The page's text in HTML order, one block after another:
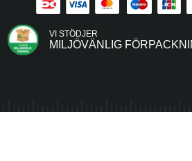
VI STÖDJER
MILJÖVÄNLIG